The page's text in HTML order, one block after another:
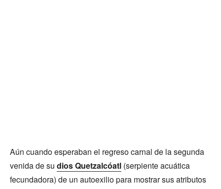
Aún cuando esperaban el regreso carnal de la segunda
venida de su dios Quetzalcóatl (serpiente acuática
fecundadora) de un autoexilio para mostrar sus atributos